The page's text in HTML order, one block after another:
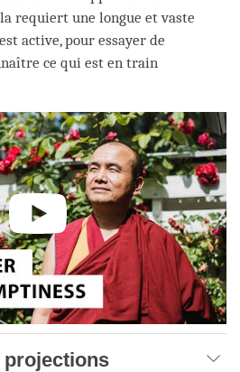
requiert une longue et vaste
active, pour essayer de
ce qui est en train
projections